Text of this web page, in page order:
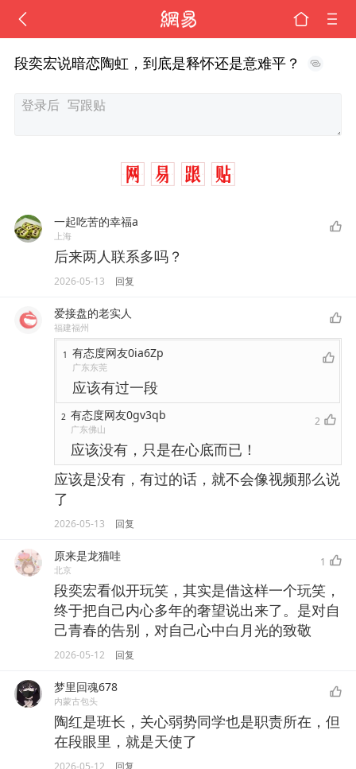
段奕宏说暗恋陶虹，到底是释怀还是意难平？
一起吃苦的幸福a
上海
后来两人联系多吗？
2026-05-13 回复
爱接盘的老实人
福建福州
1 有态度网友0ia6Zp
广东东莞
应该有过一段
2 有态度网友0gv3qb
广东佛山
2
应该没有，只是在心底而已！
应该是没有，有过的话，就不会像视频那么说
了
2026-05-13 回复
原来是龙猫哇
北京
1
段奕宏看似开玩笑，其实是借这样一个玩笑，
终于把自己内心多年的奢望说出来了。是对自
己青春的告别，对自己心中白月光的致敬
2026-05-12 回复
梦里回魂678
内蒙古包头
陶红是班长，关心弱势同学也是职责所在，但
在段眼里，就是天使了
2026-05-12 回复